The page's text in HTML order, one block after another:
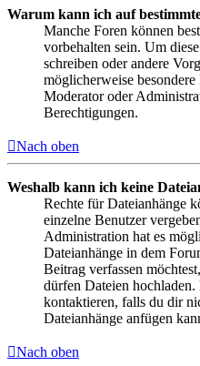
Warum kann ich auf
Manche Foren können
vorbehalten sein. Um
schreiben oder andere
möglicherweise
Moderator oder
Berechtigungen.
Nach oben
Weshalb kann ich keine
Rechte für Dateianhänge
einzelne Benutzer
Administration hat es
Dateianhänge in dem
Beitrag verfassen
dürfen Dateien
kontaktieren, falls du dir
Dateianhänge anfügen
Nach oben